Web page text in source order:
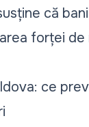
că
forței de
ce